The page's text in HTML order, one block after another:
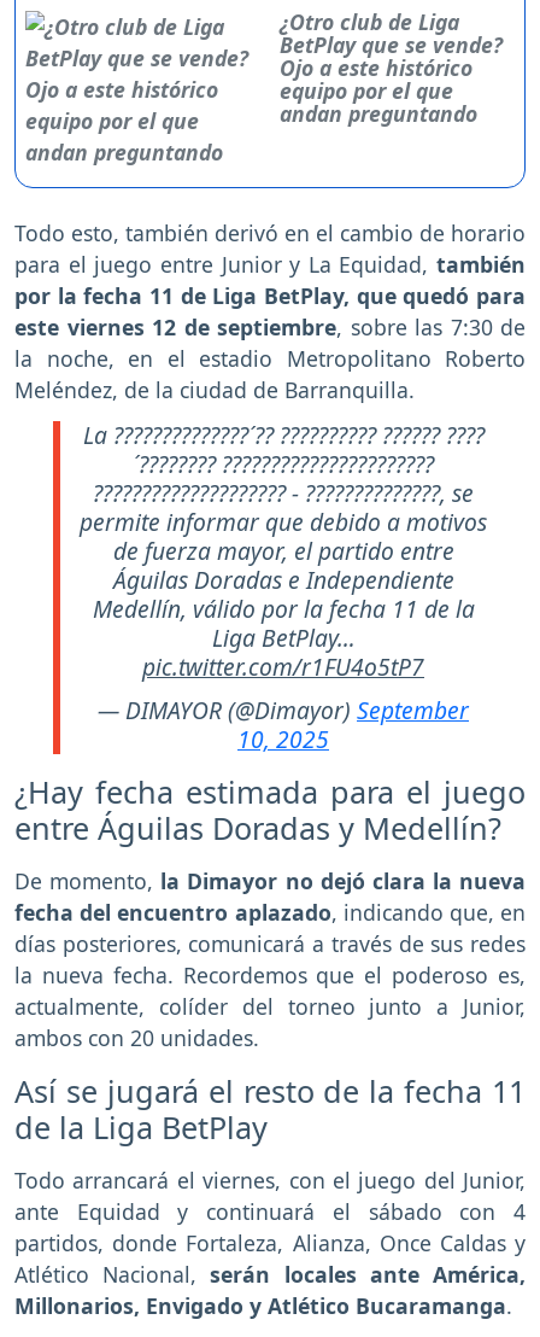
¿Otro club de Liga
BetPlay que se vende?
Ojo a este histórico
equipo por el que
andan preguntando
Todo esto, también derivó en el cambio de horario
para el juego entre Junior y La Equidad, también
por la fecha 11 de Liga BetPlay, que quedó para
este viernes 12 de septiembre, sobre las 7:30 de
la noche, en el estadio Metropolitano Roberto
Meléndez, de la ciudad de Barranquilla.
La ??????????????´?? ?????????? ?????? ????
´???????? ??????????????????????
???????????????????? - ??????????????, se
permite informar que debido a motivos
de fuerza mayor, el partido entre
Águilas Doradas e Independiente
Medellín, válido por la fecha 11 de la
Liga BetPlay…
pic.twitter.com/r1FU4o5tP7
— DIMAYOR (@Dimayor) September
10, 2025
¿Hay fecha estimada para el juego
entre Águilas Doradas y Medellín?
De momento, la Dimayor no dejó clara la nueva
fecha del encuentro aplazado, indicando que, en
días posteriores, comunicará a través de sus redes
la nueva fecha. Recordemos que el poderoso es,
actualmente, colíder del torneo junto a Junior,
ambos con 20 unidades.
Así se jugará el resto de la fecha 11
de la Liga BetPlay
Todo arrancará el viernes, con el juego del Junior,
ante Equidad y continuará el sábado con 4
partidos, donde Fortaleza, Alianza, Once Caldas y
Atlético Nacional,serán locales ante América,
Millonarios, Envigado y Atlético Bucaramanga.